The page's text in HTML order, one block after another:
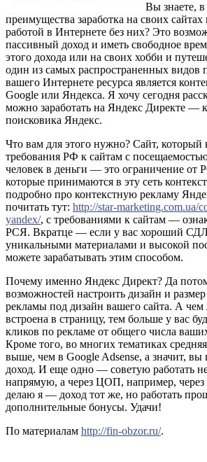
Вы знаете,
преимущества заработка на своих
работой в Интернете без них? Это
пассивный доход и иметь свободное
этого дохода или на своих хобби и
один из самых распространенных видов
вашего Интернете ресурса является
Google или Яндекса. Я хочу сегодня
можно заработать на Яндекс Директе —
поисковика Яндекс.
Что вам для этого нужно? Сайт, который
требования РФ к сайтам с
человек в деньги — это ограничение от
которые принимаются в эту сеть
подробно про контекстную рекламу
почитать тут: http://star-marketing.com.ua/
yandex/, с требованиями к сайтам —
РСЯ. Вкратце — если у вас хороший СДЛ
уникальными материалами и высокой
можете зарабатывать этим способом.
Почему именно Яндекс Директ? Да
возможностей настроить дизайн и
рекламы под дизайн вашего сайта. А чем
встроена в страницу, тем больше у вас
кликов по рекламе от общего числа
Кроме того, во многих тематиках
выше, чем в Google Adsense, а значит,
доход. И еще одно — советую работать
напрямую, а через ЦОП, например, через
делаю я — доход тот же, но работать
дополнительные бонусы. Удачи!
По материалам http://fin-obzor.ru/.